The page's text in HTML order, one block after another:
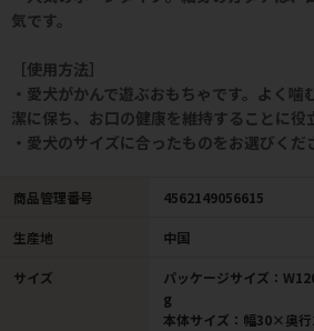
気です。
［使用方法］
・愛犬がかんで遊ぶおもちゃです。よく
潔に保ち、お口の健康を維持することに役
・愛犬のサイズに合ったものをお選びくだ
商品管理番号 4562149056615
生産地 中国
サイズ
パッケージサイズ：
g
本体サイズ：幅30×奥